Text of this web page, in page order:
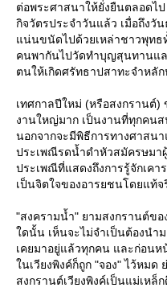
ต่อพระศาสนาให้ยั่งยืนตลอดไ
กิจวัตรประจำวันแล้ว เมื่อถึงวั
น่นขนัดไปด้วยเหล่าชาวพุทธ
คนพากันไปวัดทำบุญสุนทานแล
ตนให้เกิดศรัทธาปสาทะจำหลั
เทศกาลปีใหม่ (หรือสงกรานต์)
งานใหญ่มาก เป็นงานที่ทุกคน
นอกจากจะมีพิธีการทางศาสน
ประเพณีรดน้ำดำหัวสมัครษมา
ประเพณีที่แสดงถึงการรู้จักเคา
เป็นจิตใจของอารยชนโดยแท้จ
"สงครามน้ำ" ยามสงกรานต์ขอ
ดนั้น เห็นจะไม่จำเป็นต้องนำม
เคยมาอยู่แล้วทุกคน และก่อนห
นเวียงพิงค์ก็ถูก "จอง" ไว้หมด
สงกรานต์เวียงพิงค์เป็นแม่เหล็